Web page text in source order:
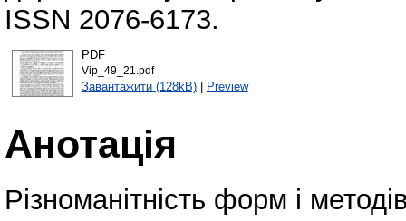
ISSN 2076-6173.
PDF
Vip_49_21.pdf
Завантажити (128kB)| Preview
Анотація
Різноманітність форм і